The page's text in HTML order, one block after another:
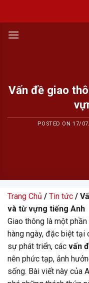
content
Vấn đề giao
POSTED ON17/
Trang Chủ / Tin tức /
và từ vựng tiếng Anh
Giao thông là một
hàng ngày, đặc biệt tại
sự phát triển, các vấn
nên phức tạp, ảnh
sống. Bài viết này của